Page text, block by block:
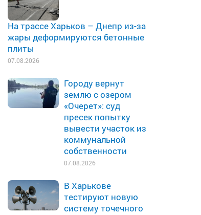
На трассе Харьков – Днепр из-за
жары деформируются бетонные
плиты
07.08.2026
Городу вернут
землю с озером
«Очерет»: суд
пресек попытку
вывести участок из
коммунальной
собственности
07.08.2026
В Харькове
тестируют новую
систему точечного